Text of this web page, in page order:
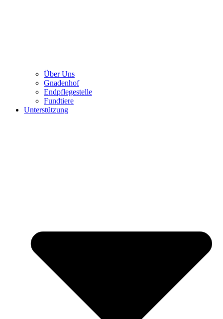
Über Uns
Gnadenhof
Endpflegestelle
Fundtiere
Unterstützung